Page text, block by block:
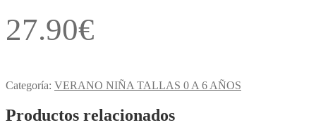
27.90€
Categoría: VERANO NIÑA TALLAS 0 A 6 AÑOS
Productos relacionados